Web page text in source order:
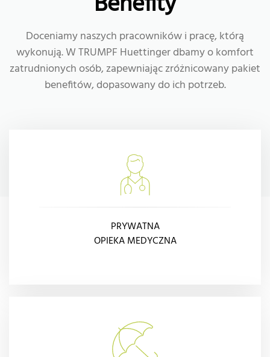
Doceniamy naszych pracowników i pracę, którą
wykonują. W TRUMPF Huettinger dbamy o komfort
zatrudnionych osób, zapewniając zróżnicowany pakiet
benefitów, dopasowany do ich potrzeb.
PRYWATNA
OPIEKA MEDYCZNA